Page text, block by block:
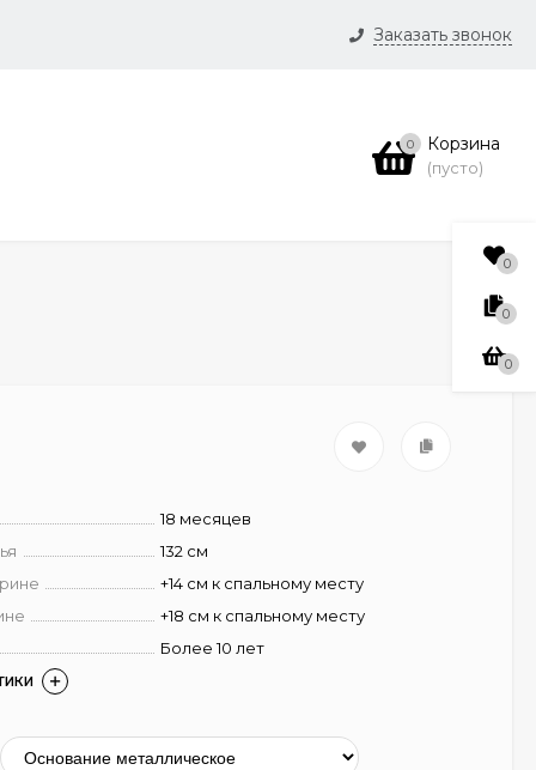
Заказать звонок
0 Корзина
(пусто)
18 месяцев
132 см
+14 см к спальному месту
+18 см к спальному месту
Более 10 лет
0
0
0